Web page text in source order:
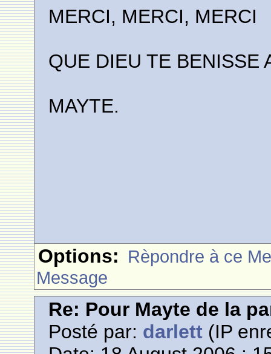
MERCI, MERCI, MERCI
QUE DIEU TE BENISSE
MAYTE.
Options: Rèpondre à ce
Message
Re: Pour Mayte de la
Posté par: darlett (IP